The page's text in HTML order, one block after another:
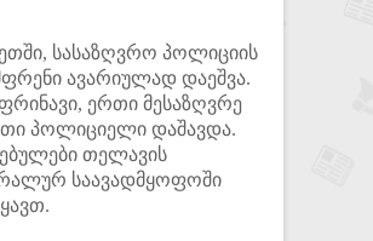
სასაზღვრო პოლიციის
ავარიულად დაეშვა.
ერთი მესაზღვრე
პოლიციელი დაშავდა.
თელავის
საავადმყოფოში